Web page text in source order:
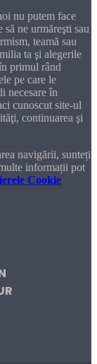
nu putem face
să ne urmăreşti sau
teamă sau
ta şi alegerile
primul rând
pe care le
necesare în
cunoscut site-ul
continuarea şi
navigării, sunteți
informații pot
Cookie